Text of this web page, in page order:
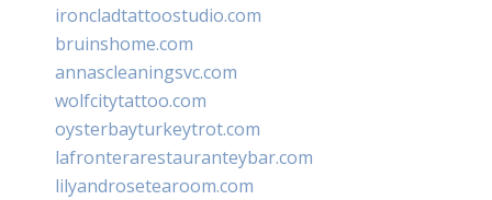
ironcladtattoostudio.com
bruinshome.com
annascleaningsvc.com
wolfcitytattoo.com
oysterbayturkeytrot.com
lafronterarestauranteybar.com
lilyandrosetearoom.com